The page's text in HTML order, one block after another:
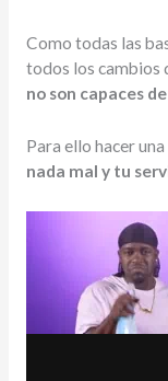
Como todas las
todos los cambios
no son capaces
Para ello hacer
nada mal y tu